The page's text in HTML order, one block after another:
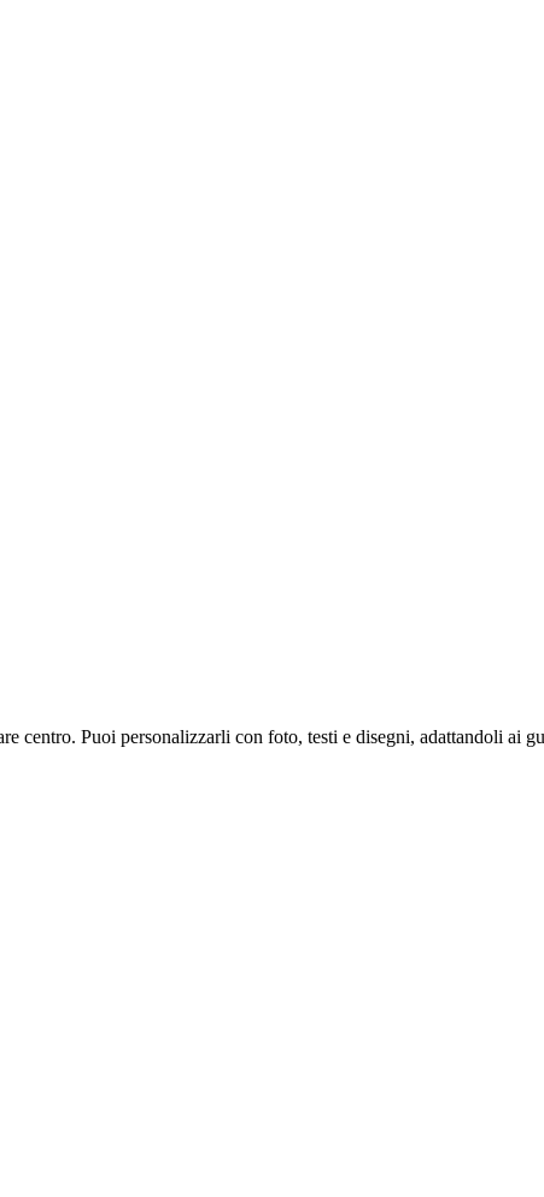
centro. Puoi personalizzarli con foto, testi e disegni, adattandoli ai